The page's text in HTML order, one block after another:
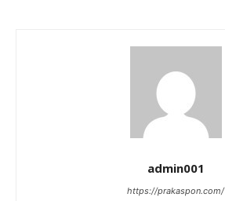
admin001
https://prakaspon.com/